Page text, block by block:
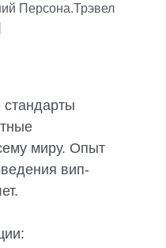
Персона.Трэвел
миру. Опыт
вип-